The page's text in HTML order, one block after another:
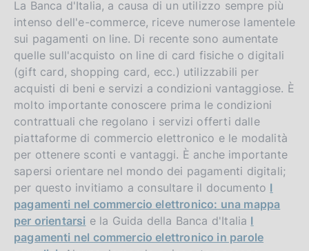
La Banca d'Italia, a causa di un utilizzo sempre più
intenso dell'e-commerce, riceve numerose lamentele
sui pagamenti on line. Di recente sono aumentate
quelle sull'acquisto on line di card fisiche o digitali
(gift card, shopping card, ecc.) utilizzabili per
acquisti di beni e servizi a condizioni vantaggiose. È
molto importante conoscere prima le condizioni
contrattuali che regolano i servizi offerti dalle
piattaforme di commercio elettronico e le modalità
per ottenere sconti e vantaggi. È anche importante
sapersi orientare nel mondo dei pagamenti digitali;
per questo invitiamo a consultare il documento I
pagamenti nel commercio elettronico: una mappa
per orientarsi e la Guida della Banca d'Italia I
pagamenti nel commercio elettronico in parole